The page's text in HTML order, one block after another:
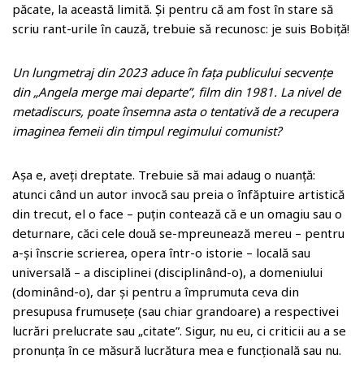
păcate, la această limită. Și pentru că am fost în stare să
scriu rant-urile în cauză, trebuie să recunosc: je suis Bobiță!
Un lungmetraj din 2023 aduce în fața publicului secvențe
din „Angela merge mai departe”, film din 1981. La nivel de
metadiscurs, poate însemna asta o tentativă de a recupera
imaginea femeii din timpul regimului comunist?
Așa e, aveți dreptate. Trebuie să mai adaug o nuanță:
atunci când un autor invocă sau preia o înfăptuire artistică
din trecut, el o face – puțin contează că e un omagiu sau o
deturnare, căci cele două se-mpreunează mereu – pentru
a-și înscrie scrierea, opera într-o istorie – locală sau
universală – a disciplinei (disciplinând-o), a domeniului
(dominând-o), dar și pentru a împrumuta ceva din
presupusa frumusețe (sau chiar grandoare) a respectivei
lucrări prelucrate sau „citate”. Sigur, nu eu, ci criticii au a se
pronunța în ce măsură lucrătura mea e funcțională sau nu.